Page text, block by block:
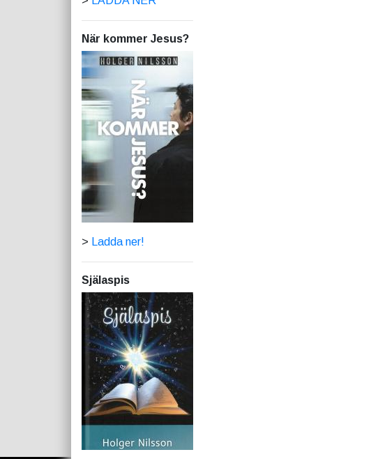
När kommer Jesus?
> Ladda ner!
Själaspis